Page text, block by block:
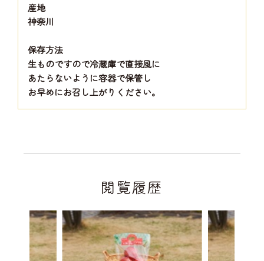
産地
神奈川
保存方法
生ものですので冷蔵庫で直接風に
あたらないように容器で保管し
お早めにお召し上がりください。
閲覧履歴